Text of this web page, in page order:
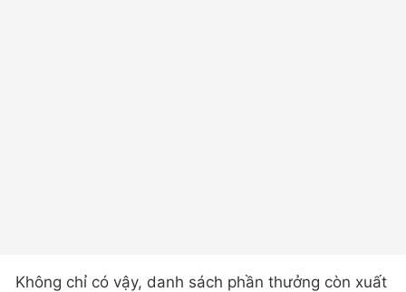
Không chỉ có vậy, danh sách phần thưởng còn xuất